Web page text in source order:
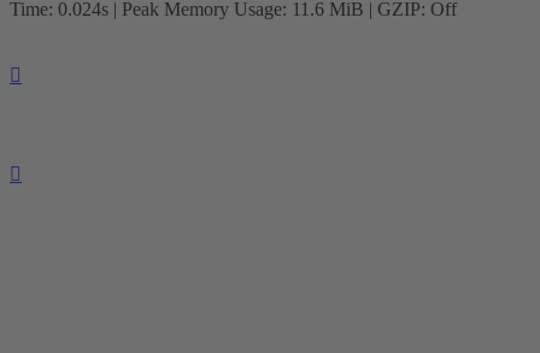
Time: 0.024s | Peak Memory Usage: 11.6 MiB | GZIP: Off